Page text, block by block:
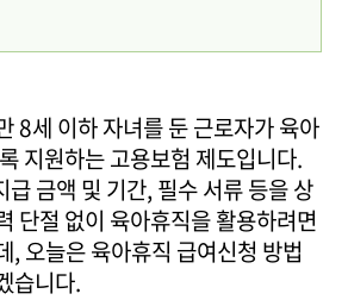
8세 이하 자녀를 둔 근로자가 육아
지원하는 고용보험 제도입니다.
급 금액 및 기간, 필수 서류 등을 상
단절 없이 육아휴직을 활용하려면
, 오늘은 육아휴직 급여신청 방법
습니다.